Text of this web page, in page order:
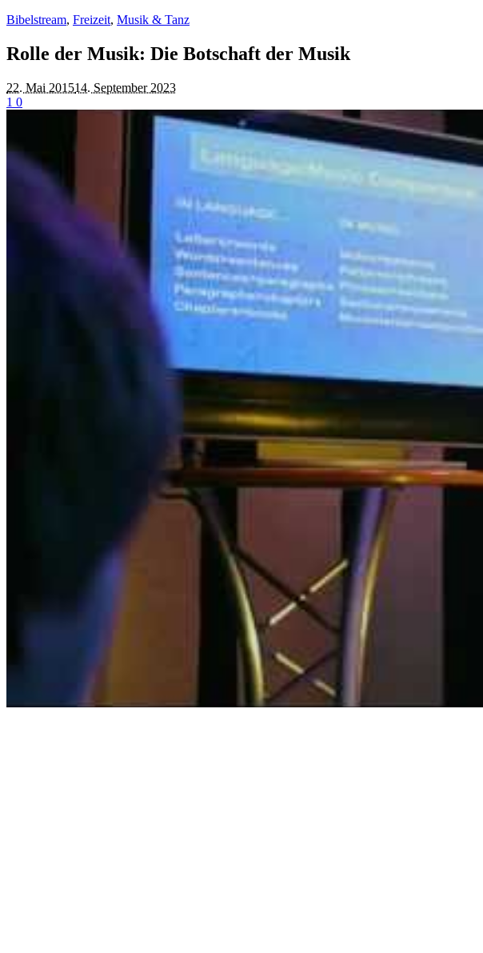
Bibelstream, Freizeit, Musik & Tanz
Rolle der Musik: Die Botschaft der Musik
22. Mai 201514. September 2023
1 0